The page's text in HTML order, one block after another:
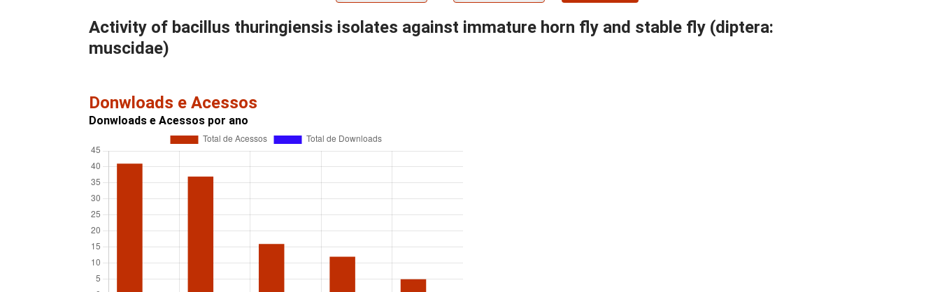
Activity of bacillus thuringiensis isolates against immature horn fly and stable fly (diptera:
muscidae)
Donwloads e Acessos
Donwloads e Acessos por ano